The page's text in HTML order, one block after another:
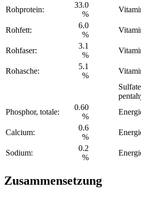
Rohprotein:
33.0
%
Rohfett:
6.0
%
Rohfaser:
3.1
%
Rohasche:
5.1
%
Phosphor, totale:
0.60
%
Calcium:
0.6
%
Sodium:
0.2
%
Zusammensetzung